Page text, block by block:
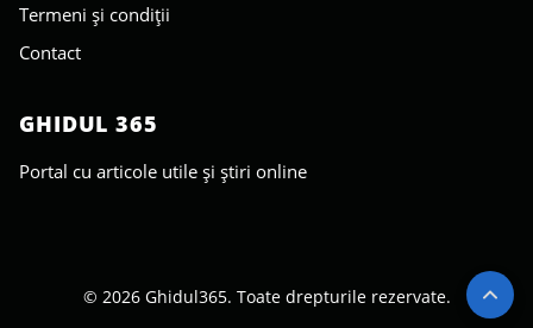
Termeni și condiții
Contact
GHIDUL 365
Portal cu articole utile și știri online
© 2026 Ghidul365. Toate drepturile rezervate.